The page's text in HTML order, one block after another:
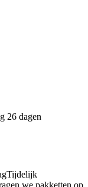
26 dagen
Tijdelijk